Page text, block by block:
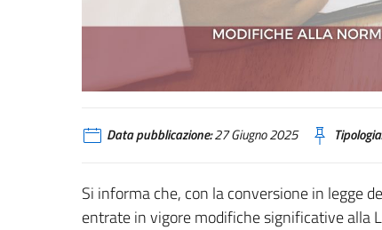
Data pubblicazione:27 Giugno 2025 Tipologia:
Si informa che, con la conversione in legge
entrate in vigore modifiche significative alla